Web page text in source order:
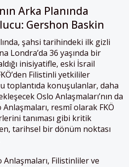
Arka Planında
Gershon Baskin
şahsi tarihindeki ilk gizli
Londra’da 36 yaşında bir
inisiyatifle, eski İsrail
Filistinli yetkililer
toplantıda konuşulanlar, daha
Oslo Anlaşmaları’nın da
resmî olarak FKÖ
tanıması gibi kritik
tarihsel bir dönüm noktası
Anlaşmaları, Filistinliler ve